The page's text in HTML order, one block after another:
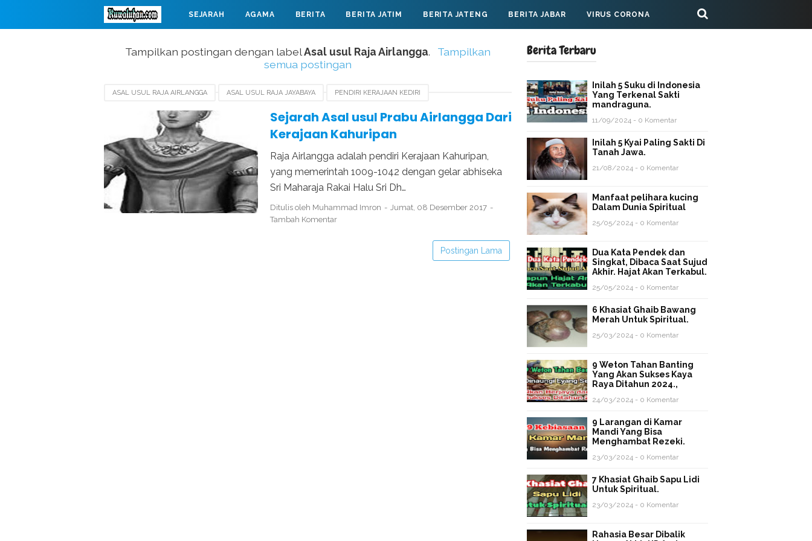
SEJARAH AGAMA BERITA BERITA JATIM BERITA JATENG BERITA JABAR VIRUS CORONA
Tampilkan postingan dengan labelAsal usul Raja Airlangga.
Tampilkan
semua postingan
ASAL USUL RAJA AIRLANGGA ASAL USUL RAJA JAYABAYA PENDIRI KERAJAAN KEDIRI
RIWAYAT PRABU AIRLANGGA SEJARAH KERAJAAN KEDIRISejarah Asal usul Prabu Airlangga Dari
Kerajaan Kahuripan
Raja Airlangga adalah pendiri Kerajaan Kahuripan,
yang memerintah 1009-1042 dengan gelar abhiseka
Sri Maharaja Rakai Halu Sri Dh…
Ditulis oleh Muhammad Imron
Jumat, 08 Desember 2017
Tambah Komentar
Postingan Lama
Berita Terbaru
Inilah 5 Suku di Indonesia
Yang Terkenal Sakti
mandraguna.
11/09/2024 - 0 Komentar
Inilah 5 Kyai Paling Sakti Di
Tanah Jawa.
21/08/2024 - 0 Komentar
Manfaat pelihara kucing
Dalam Dunia Spiritual
25/05/2024 - 0 Komentar
Dua Kata Pendek dan
Singkat, Dibaca Saat Sujud
Akhir. Hajat Akan Terkabul.
25/05/2024 - 0 Komentar
6 Khasiat Ghaib Bawang
Merah Untuk Spiritual.
25/03/2024 - 0 Komentar
9 Weton Tahan Banting
Yang Akan Sukses Kaya
Raya Ditahun 2024.,
24/03/2024 - 0 Komentar
9 Larangan di Kamar
Mandi Yang Bisa
Menghambat Rezeki.
23/03/2024 - 0 Komentar
7 Khasiat Ghaib Sapu Lidi
Untuk Spiritual.
23/03/2024 - 0 Komentar
Rahasia Besar Dibalik